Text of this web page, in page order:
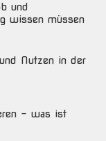
und
wissen müssen
Nutzen in der
– was ist